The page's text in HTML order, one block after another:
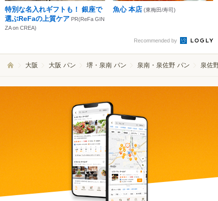
特別な名入れギフトも！ 銀座で
選ぶReFaの上質ケア PR(ReFa GIN
ZA on CREA)
魚心 本店 (東梅田/寿司)
Recommended by
大阪 大阪 パン 堺・泉南 パン 泉南・泉佐野 パン 泉佐